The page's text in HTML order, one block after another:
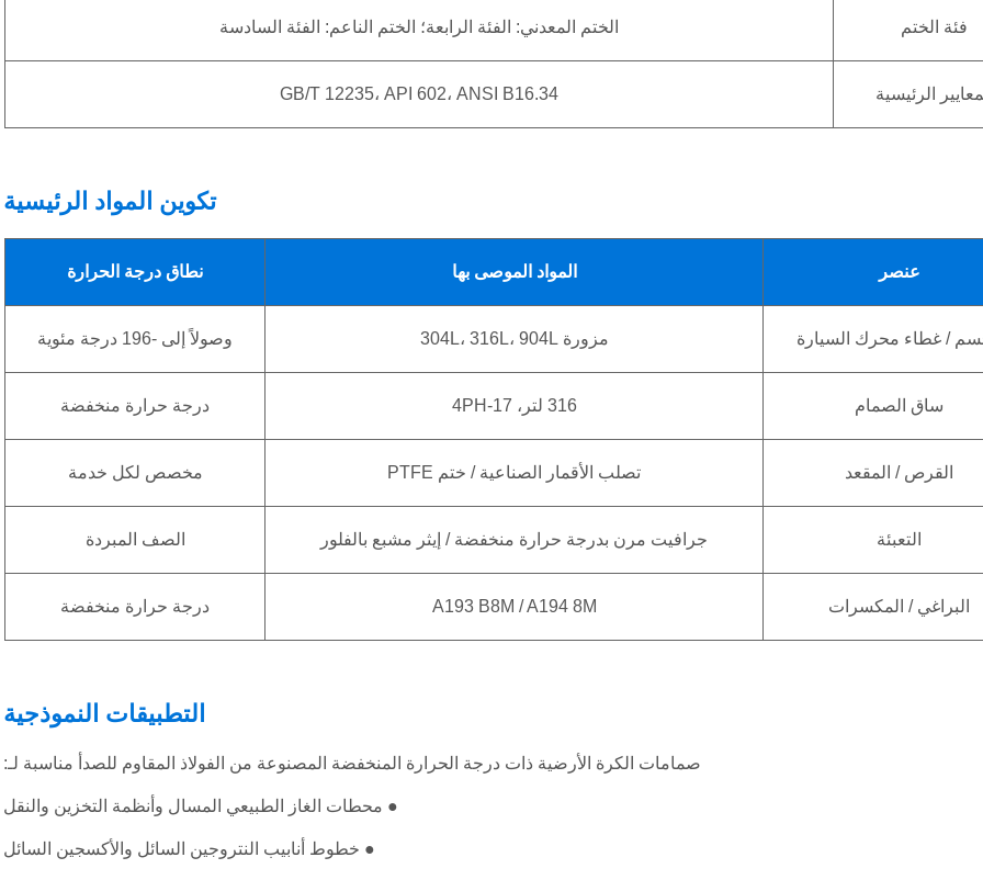
فئة الختم الختم المعدني: الفئة الرابعة؛ الختم الناعم: الفئة السادسة
الرئيسية GB/T 12235، API 602، ANSI B16.34
تكوين المواد الرئيسية
عنصر المواد الموصى بها نطاق درجة الحرارة
/ غطاء محرك السيارة مزورة 304L، 316L، 904L وصولاً إلى -196 درجة مئوية
ساق الصمام 316 لتر، 17-4PH درجة حرارة منخفضة
القرص / المقعد تصلب الأقمار الصناعية / ختم PTFE مخصص لكل خدمة
التعبئة جرافيت مرن بدرجة حرارة منخفضة / إيثر مشبع بالفلور الصف المبردة
البراغي / المكسرات A193 B8M / A194 8M درجة حرارة منخفضة
التطبيقات النموذجية
صمامات الكرة الأرضية ذات درجة الحرارة المنخفضة المصنوعة من الفولاذ المقاوم للصدأ مناسبة لـ:
● محطات الغاز الطبيعي المسال وأنظمة التخزين والنقل
● خطوط أنابيب النتروجين السائل والأكسجين السائل